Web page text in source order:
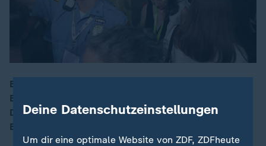
00:16
Bei der Weltklimakonferenz in Brasilien konnte sich die
EU - und somit auch Deutschland - nicht durchsetzen.
Den geforderten Fahrplan zum Ausstieg aus fossilen
Energien gab es nicht.
Deine Datenschutzeinstellungen
Um dir eine optimale Website von ZDF, ZDFheute